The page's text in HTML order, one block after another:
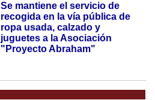
Se mantiene el servicio de
recogida en la vía pública de
ropa usada, calzado y
juguetes a la Asociación
"Proyecto Abraham"